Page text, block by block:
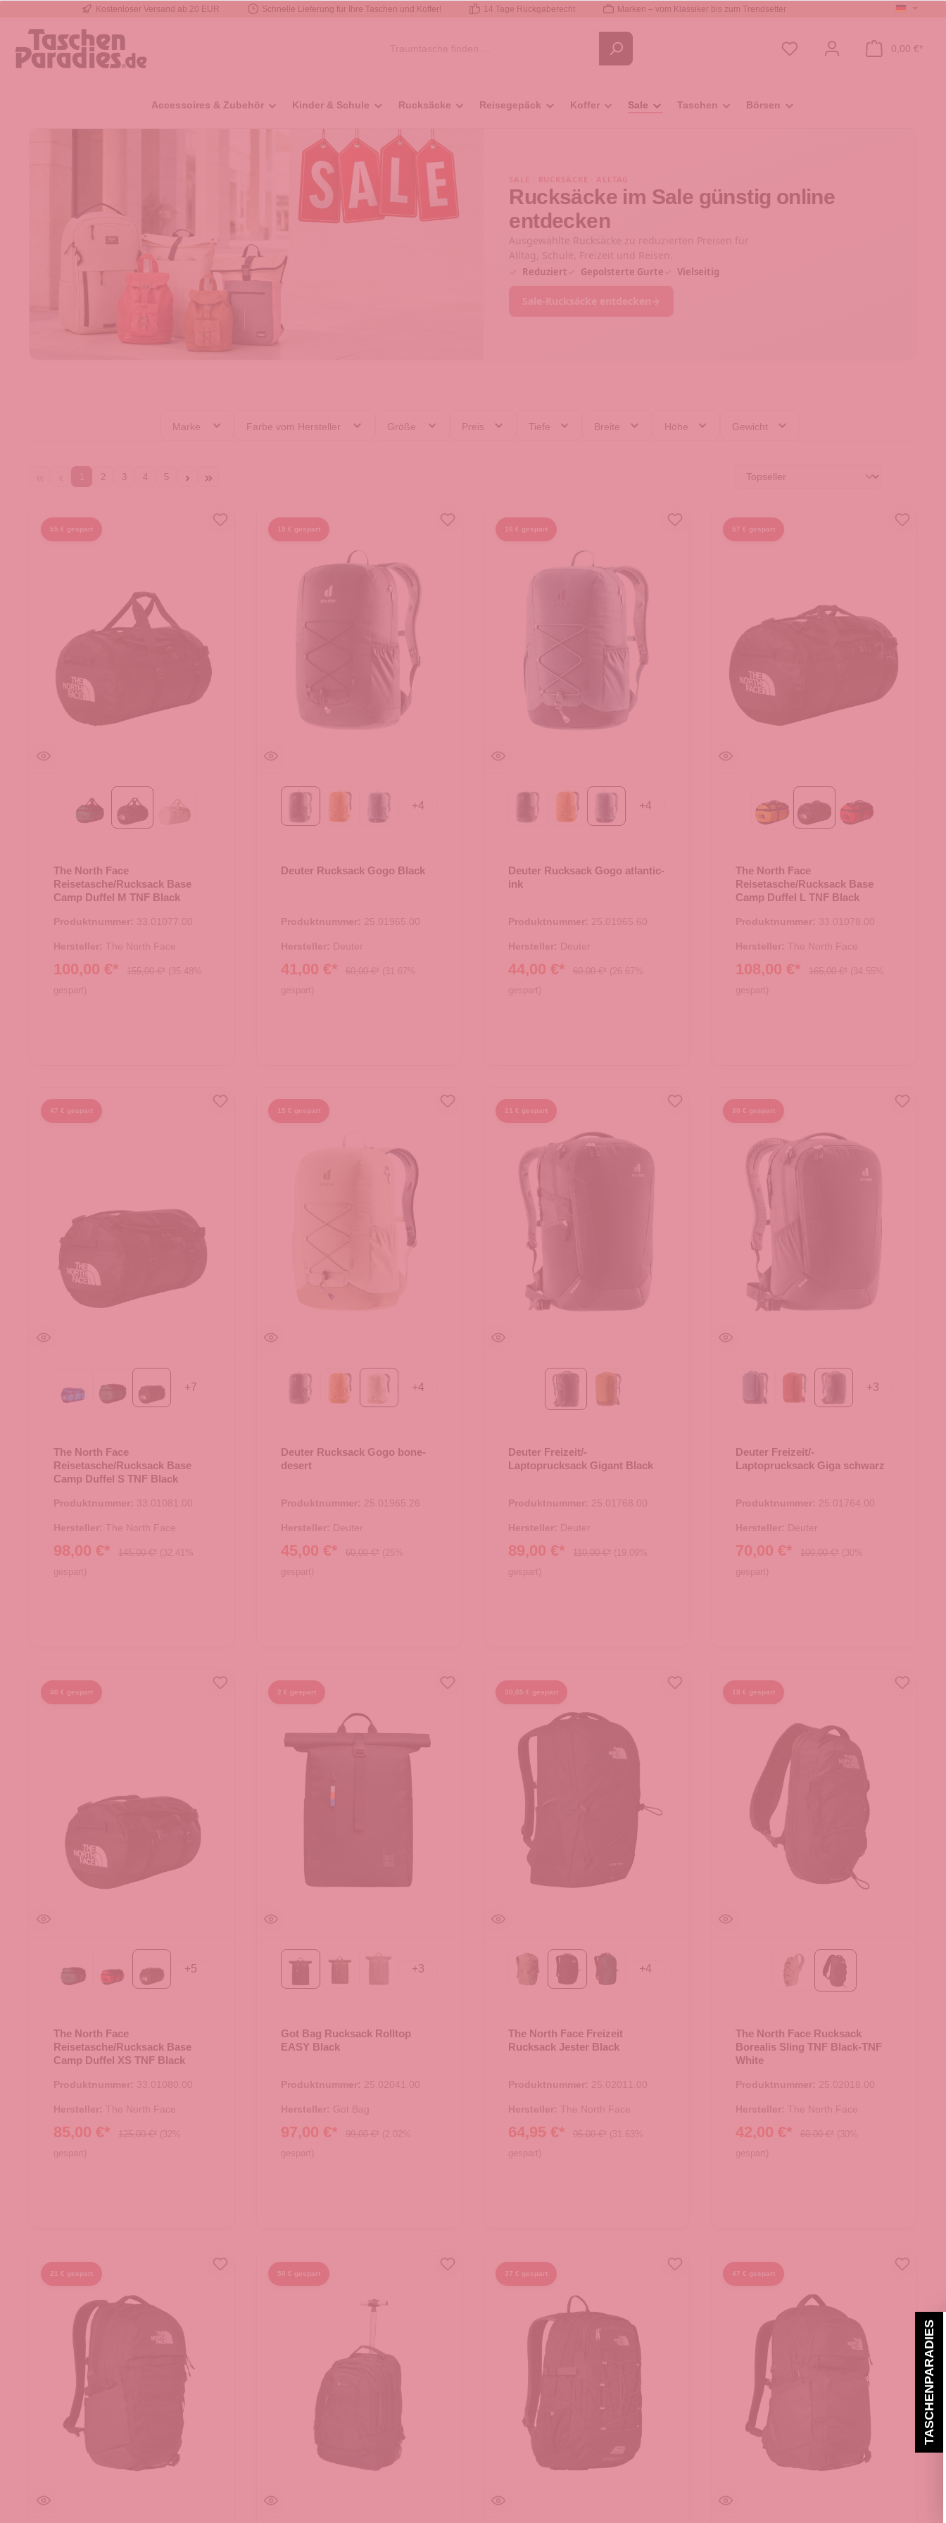
Zur Hauptnavigation springen
Kostenloser Versand ab 20 EUR Schnelle Lieferung für Ihre Taschen und Koffer! 14 Tage Rückgaberecht Marken – vom Klassiker bis zum Trendsetter
0,00 €*
Accessoires & Zubehör Kinder & Schule Rucksäcke Reisegepäck Koffer Sale Taschen Börsen
Rucksäcke im Sale günstig online
entdecken
Ausgewählte Rucksäcke zu reduzierten Preisen für
Alltag, Schule, Freizeit und Reisen.
Reduziert Gepolsterte Gurte Vielseitig
Marke Farbe vom Hersteller Größe Preis Tiefe Breite Höhe Gewicht
1 2 3 4 5
55 € gespart
Evergreen-TNF Black
TNF Black
The North Face
Reisetasche/Rucksack Base
Camp Duffel M TNF Black
Produktnummer: 33.01077.00
Hersteller: The North Face
100,00 €* 155,00 €* (35.48%
gespart)
19 € gespart
amber-mapleatlantic-ink
+4
Deuter Rucksack Gogo Black
Produktnummer: 25.01965.00
Hersteller: Deuter
41,00 €* 60,00 €* (31.67%
gespart)
16 € gespart
amber-mapleatlantic-ink
+4
Deuter Rucksack Gogo atlantic-
ink
Produktnummer: 25.01965.60
Hersteller: Deuter
44,00 €* 60,00 €* (26.67%
gespart)
57 € gespart
Summit Gold-TNF Black
TNF BlackTNF Red-TNF
The North Face
Reisetasche/Rucksack Base
Camp Duffel L TNF Black
Produktnummer: 33.01078.00
Hersteller: The North Face
108,00 €* 165,00 €* (34.55%
gespart)
47 € gespart
Active blueEvergreen-TNF Black
TNF Black
+7
The North Face
Reisetasche/Rucksack Base
Camp Duffel S TNF Black
Produktnummer: 33.01081.00
Hersteller: The North Face
98,00 €* 145,00 €* (32.41%
gespart)
15 € gespart
amber-maplebone-desert
+4
Deuter Rucksack Gogo bone-
desert
Produktnummer: 25.01965.26
Hersteller: Deuter
45,00 €* 60,00 €* (25%
gespart)
21 € gespart
kelp-nori
Deuter Freizeit/-
Laptoprucksack Gigant Black
Produktnummer: 25.01768.00
Hersteller: Deuter
89,00 €* 110,00 €* (19.09%
gespart)
30 € gespart
atlantic-inkcopper-oakschwarz
+3
Deuter Freizeit/-
Laptoprucksack Giga schwarz
Produktnummer: 25.01764.00
Hersteller: Deuter
70,00 €* 100,00 €* (30%
gespart)
40 € gespart
Evergreen-TNF Black
Red-TNF Black-NPF
TNF Black
+5
The North Face
Reisetasche/Rucksack Base
Camp Duffel XS TNF Black
Produktnummer: 33.01080.00
Hersteller: The North Face
85,00 €* 125,00 €* (32%
gespart)
2 € gespart
+3
Got Bag Rucksack Rolltop
EASY Black
Produktnummer: 25.02041.00
Hersteller: Got Bag
97,00 €* 99,00 €* (2.02%
gespart)
30,05 € gespart
Bark Mist/TNF Black
Black Deep Nori-TNF Black
+4
The North Face Freizeit
Rucksack Jester Black
Produktnummer: 25.02011.00
Hersteller: The North Face
64,95 €* 95,00 €* (31.63%
gespart)
18 € gespart
Stone Slab/DarkTNF Black-TNF White
The North Face Rucksack
Borealis Sling TNF Black-TNF
White
Produktnummer: 25.02018.00
Hersteller: The North Face
42,00 €* 60,00 €* (30%
gespart)
21 € gespart 50 € gespart 37 € gespart 47 € gespart
TASCHENPARADIES